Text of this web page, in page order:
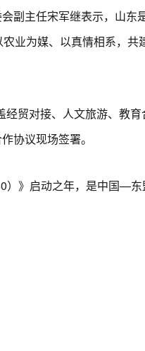
副主任宋军继表示，山东
业为媒、以真情相系，共
贸对接、人文旅游、教育
协议现场签署。
》启动之年，是中国—东